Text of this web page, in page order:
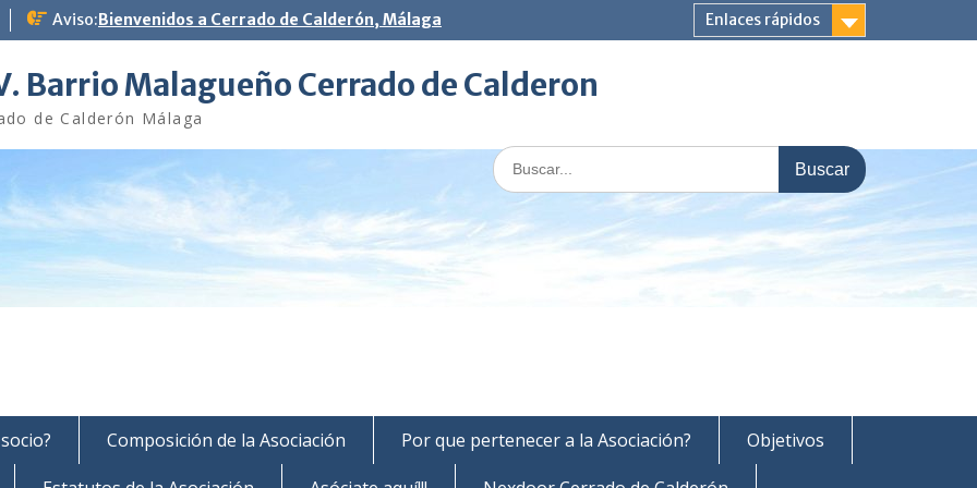
Aviso:Bienvenidos a Cerrado de Calderón, Málaga Enlaces rápidos
Barrio Malagueño Cerrado de Calderon
de Calderón Málaga
Buscar:
Composición de la Asociación Por que pertenecer a la Asociación?
Objetivos